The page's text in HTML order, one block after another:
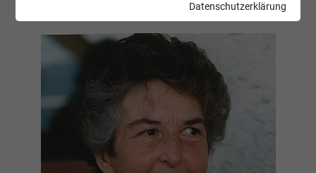
Datenschutzerklärung